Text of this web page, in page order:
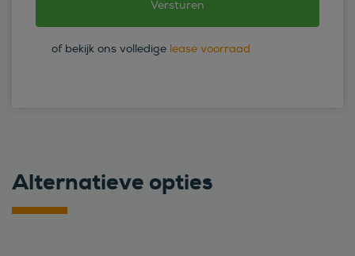
of bekijk ons volledige lease voorraad
Alternatieve opties